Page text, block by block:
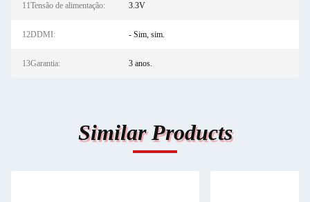
11Tensão de alimentação: 3.3V
12DDMI: - Sim, sim.
13Garantia: 3 anos.
Similar Products